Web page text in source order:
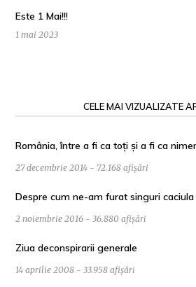
Este 1 Mai!!!
1 mai 2023
CELE MAI VIZUALIZATE
România, între a fi ca toți și a fi ca
27 decembrie 2014 - 72.168 afișări
Despre cum ne-am furat singuri caciula
2 noiembrie 2016 - 36.880 afișări
Ziua deconspirarii generale
14 aprilie 2008 - 33.958 afișări